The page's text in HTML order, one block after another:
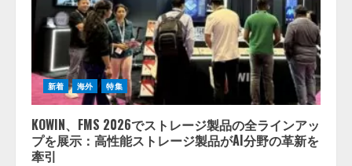
新着 海外 特集
KOWIN、FMS 2026でストレージ製品の全ラインアッ
プを展示：高性能ストレージ製品がAI分野の革新を
牽引